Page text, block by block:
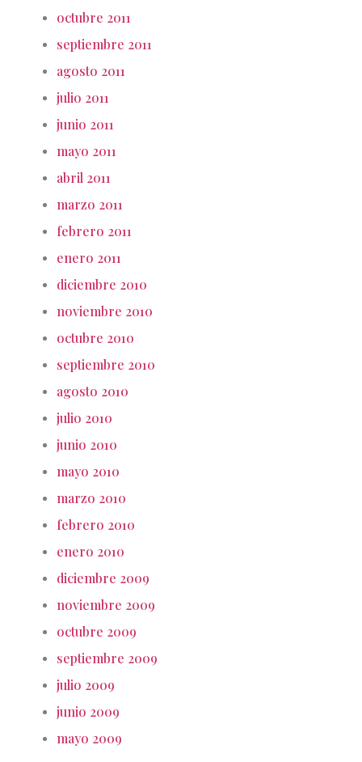
octubre 2011
septiembre 2011
agosto 2011
julio 2011
junio 2011
mayo 2011
abril 2011
marzo 2011
febrero 2011
enero 2011
diciembre 2010
noviembre 2010
octubre 2010
septiembre 2010
agosto 2010
julio 2010
junio 2010
mayo 2010
marzo 2010
febrero 2010
enero 2010
diciembre 2009
noviembre 2009
octubre 2009
septiembre 2009
julio 2009
junio 2009
mayo 2009